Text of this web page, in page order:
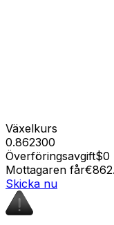
Växelkurs
0.862300
Överföringsavgift$0
Mottagaren får
Skicka nu